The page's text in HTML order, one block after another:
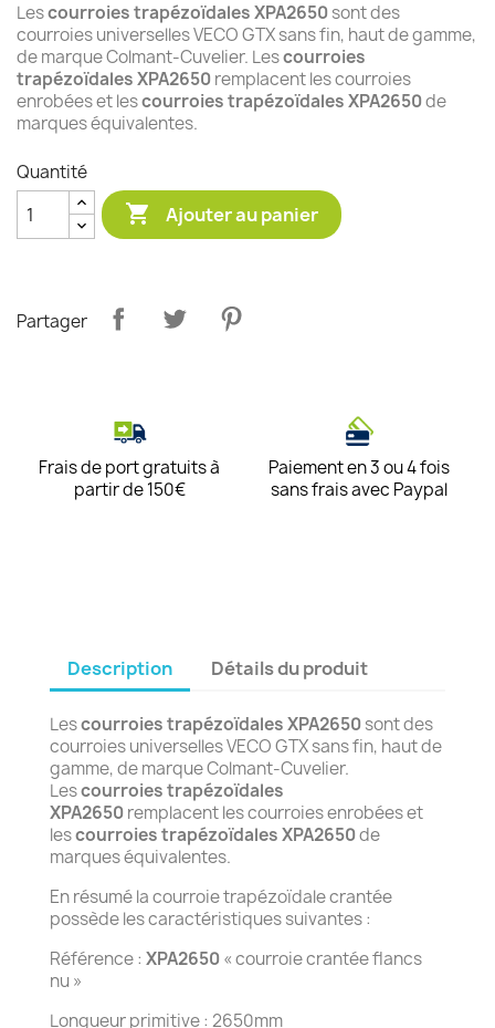
Lescourroies trapézoïdales XPA2650sont des
courroies universelles VECO GTX sans fin, haut de gamme,
de marque Colmant-Cuvelier. Lescourroies
trapézoïdales XPA2650remplacent les courroies
enrobées et lescourroies trapézoïdales XPA2650de
marques équivalentes.
Quantité
 Ajouter au panier
Partager
Frais de port gratuits à
partir de 150€
Paiement en 3 ou 4 fois
sans frais avec Paypal
Description Détails du produit
Lescourroies trapézoïdales XPA2650sont des
courroies universelles VECO GTX sans fin, haut de
gamme, de marque Colmant-Cuvelier.
Lescourroiestrapézoïdales
XPA2650remplacent les courroies enrobées et
lescourroies trapézoïdales XPA2650de
marques équivalentes.
En résumé la courroie trapézoïdale crantée
possède les caractéristiques suivantes :
Référence : XPA2650« courroie crantée flancs
nu »
Longueur primitive : 2650mm